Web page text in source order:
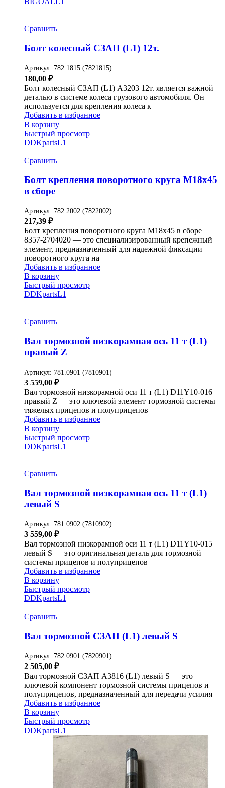
Сравнить
Болт колесный СЗАП (L1) 12т.
Артикул: 782.1815 (7821815)
180,00 ₽
Болт колесный СЗАП (L1) A3203 12т. является важной
деталью в системе колеса грузового автомобиля. Он
используется для крепления колеса к
Добавить в избранное
В корзину
Быстрый просмотр
DDKpartsL1
Сравнить
Болт крепления поворотного круга М18х45
в сборе
Артикул: 782.2002 (7822002)
217,39 ₽
Болт крепления поворотного круга М18х45 в сборе
8357-2704020 — это специализированный крепежный
элемент, предназначенный для надежной фиксации
поворотного круга на
Добавить в избранное
В корзину
Быстрый просмотр
DDKpartsL1
Сравнить
Вал тормозной низкорамная ось 11 т (L1)
правый Z
Артикул: 781.0901 (7810901)
3 559,00 ₽
Вал тормозной низкорамной оси 11 т (L1) D11Y10-016
правый Z — это ключевой элемент тормозной системы
тяжелых прицепов и полуприцепов
Добавить в избранное
В корзину
Быстрый просмотр
DDKpartsL1
Сравнить
Вал тормозной низкорамная ось 11 т (L1)
левый S
Артикул: 781.0902 (7810902)
3 559,00 ₽
Вал тормозной низкорамной оси 11 т (L1) D11Y10-015
левый S — это оригинальная деталь для тормозной
системы прицепов и полуприцепов
Добавить в избранное
В корзину
Быстрый просмотр
DDKpartsL1
Сравнить
Вал тормозной СЗАП (L1) левый S
Артикул: 782.0901 (7820901)
2 505,00 ₽
Вал тормозной СЗАП A3816 (L1) левый S — это
ключевой компонент тормозной системы прицепов и
полуприцепов, предназначенный для передачи усилия
Добавить в избранное
В корзину
Быстрый просмотр
DDKpartsL1